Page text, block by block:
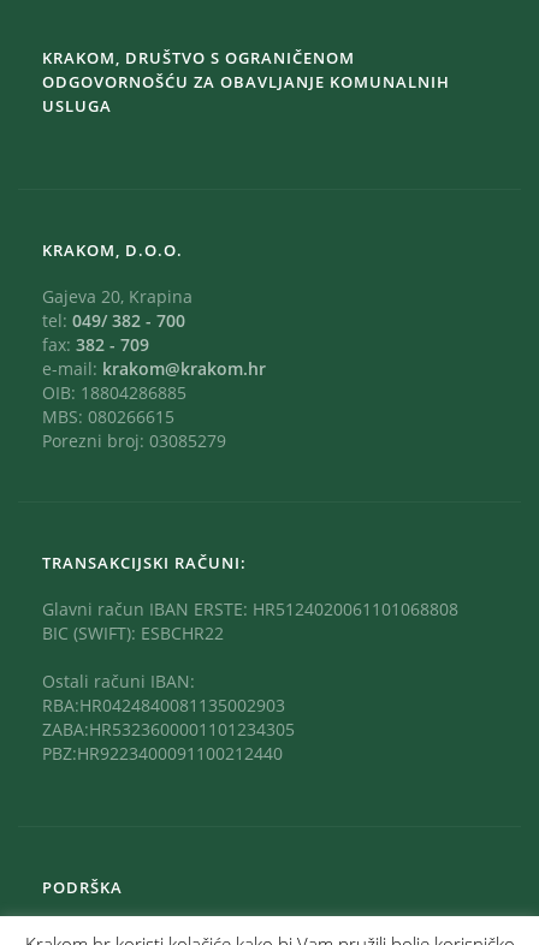
KRAKOM, DRUŠTVO S OGRANIČENOM
ODGOVORNOŠĆU ZA OBAVLJANJE KOMUNALNIH
USLUGA
KRAKOM, D.O.O.
Gajeva 20, Krapina
tel: 049/ 382 - 700
fax: 382 - 709
e-mail: krakom@krakom.hr
OIB: 18804286885
MBS: 080266615
Porezni broj: 03085279
TRANSAKCIJSKI RAČUNI:
Glavni račun IBAN ERSTE: HR5124020061101068808
BIC (SWIFT): ESBCHR22
Ostali računi IBAN:
RBA:HR0424840081135002903
ZABA:HR5323600001101234305
PBZ:HR9223400091100212440
PODRŠKA